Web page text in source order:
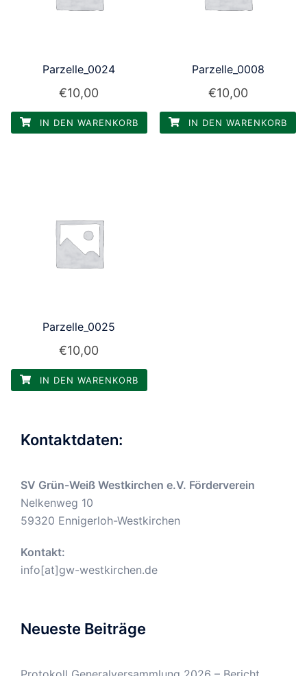
Parzelle_0024
€10,00
IN DEN WARENKORB
Parzelle_0008
€10,00
IN DEN WARENKORB
Parzelle_0025
€10,00
IN DEN WARENKORB
Kontaktdaten:
SV Grün-Weiß Westkirchen e.V. Förderverein
Nelkenweg 10
59320 Ennigerloh-Westkirchen
Kontakt:
info[at]gw-westkirchen.de
Neueste Beiträge